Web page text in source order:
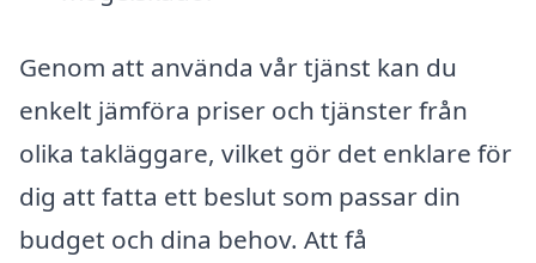
Genom att använda vår tjänst kan du
enkelt jämföra priser och tjänster från
olika takläggare, vilket gör det enklare för
dig att fatta ett beslut som passar din
budget och dina behov. Att få